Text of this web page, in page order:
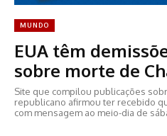
MUNDO
EUA têm
sobre morte de
Site que compilou publicações
republicano afirmou ter recebido
com mensagem ao meio-dia de